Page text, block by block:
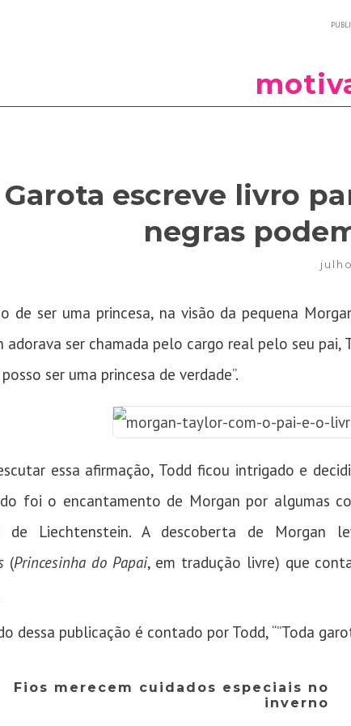
Garota escreve livro
negras
de ser uma princesa, na visão da pequena
adorava ser chamada pelo cargo real pelo seu pai,
ser uma princesa de verdade”.
essa afirmação, Todd ficou intrigado e
foi o encantamento de Morgan por algumas
de Liechtenstein. A descoberta de
(Princesinha do Papai, em tradução livre) que
dessa publicação é contado por Todd, “”Toda
Fios merecem cuidados especiais no
inverno